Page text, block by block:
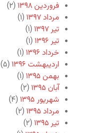
فروردین ۱۳۹۸
(۲)
مرداد ۱۳۹۷
(۱)
تیر ۱۳۹۷
(۱)
تیر ۱۳۹۶
(۱)
خرداد ۱۳۹۶
(۱)
اردیبهشت ۱۳۹۶
(۵)
بهمن ۱۳۹۵
(۱)
آبان ۱۳۹۵
(۲)
شهریور ۱۳۹۵
(۴)
مرداد ۱۳۹۵
(۲)
تیر ۱۳۹۵
(۲)